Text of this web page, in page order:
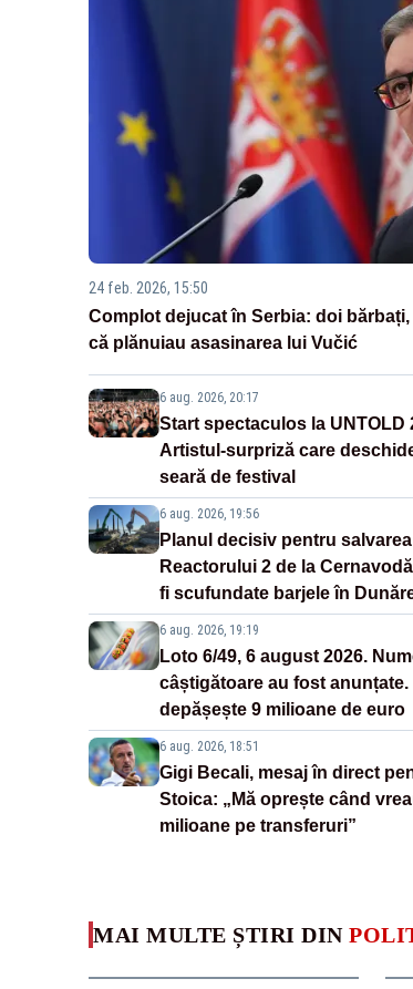
24 feb. 2026, 15:50
Complot dejucat în Serbia: doi
că plănuiau asasinarea lui Vučić
6 aug. 2026, 20:17
Start spectaculos la UNTOLD
Artistul-surpriză care
seară de festival
6 aug. 2026, 19:56
Planul decisiv pentru salvarea
Reactorului 2 de la
fi scufundate barjele în
6 aug. 2026, 19:19
Loto 6/49, 6 august 2026.
câștigătoare au fost anunțate.
depășește 9 milioane de euro
6 aug. 2026, 18:51
Gigi Becali, mesaj în direct
Stoica: „Mă oprește când
milioane pe transferuri”
MAI MULTE ȘTIRI DIN